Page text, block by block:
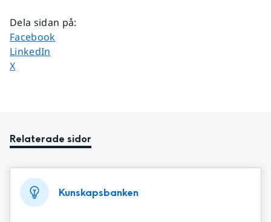
Dela sidan på:
Dela sidan på
Facebook
Dela sidan på
LinkedIn
Dela sidan på
X
Relaterade sidor
Kunskapsbanken